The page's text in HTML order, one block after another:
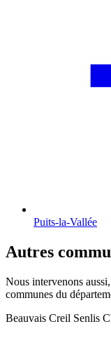
Puits-la-Vallée
Autres
Nous intervenons
communes du
Beauvais Creil Senlis